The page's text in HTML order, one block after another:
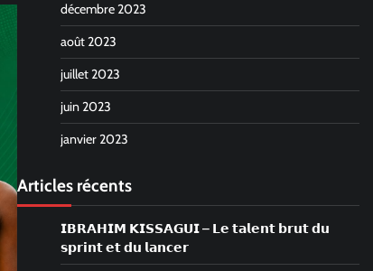
décembre 2023
août 2023
juillet 2023
juin 2023
janvier 2023
Articles récents
𝗜𝗕𝗥𝗔𝗛𝗜𝗠 𝗞𝗜𝗦𝗦𝗔𝗚𝗨𝗜 – 𝗟𝗲 𝘁𝗮𝗹𝗲𝗻𝘁 𝗯𝗿𝘂𝘁 𝗱𝘂
𝘀𝗽𝗿𝗶𝗻𝘁 𝗲𝘁 𝗱𝘂 𝗹𝗮𝗻𝗰𝗲𝗿